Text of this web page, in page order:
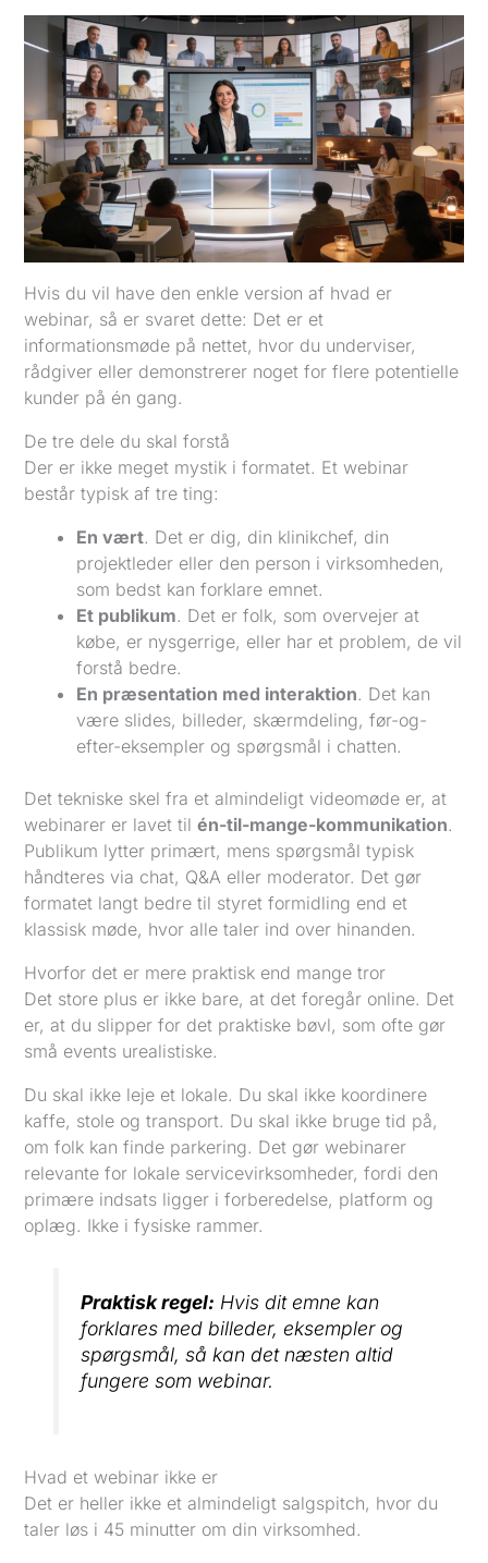
Hvis du vil have den enkle version af hvad er
webinar, så er svaret dette: Det er et
informationsmøde på nettet, hvor du underviser,
rådgiver eller demonstrerer noget for flere potentielle
kunder på én gang.
De tre dele du skal forstå
Der er ikke meget mystik i formatet. Et webinar
består typisk af tre ting:
En vært. Det er dig, din klinikchef, din
projektleder eller den person i virksomheden,
som bedst kan forklare emnet.
Et publikum. Det er folk, som overvejer at
købe, er nysgerrige, eller har et problem, de vil
forstå bedre.
En præsentation med interaktion. Det kan
være slides, billeder, skærmdeling, før-og-
efter-eksempler og spørgsmål i chatten.
Det tekniske skel fra et almindeligt videomøde er, at
webinarer er lavet tilén-til-mange-kommunikation.
Publikum lytter primært, mens spørgsmål typisk
håndteres via chat, Q&A eller moderator. Det gør
formatet langt bedre til styret formidling end et
klassisk møde, hvor alle taler ind over hinanden.
Hvorfor det er mere praktisk end mange tror
Det store plus er ikke bare, at det foregår online. Det
er, at du slipper for det praktiske bøvl, som ofte gør
små events urealistiske.
Du skal ikke leje et lokale. Du skal ikke koordinere
kaffe, stole og transport. Du skal ikke bruge tid på,
om folk kan finde parkering. Det gør webinarer
relevante for lokale servicevirksomheder, fordi den
primære indsats ligger i forberedelse, platform og
oplæg. Ikke i fysiske rammer.
Praktisk regel: Hvis dit emne kan
forklares med billeder, eksempler og
spørgsmål, så kan det næsten altid
fungere som webinar.
Hvad et webinar ikke er
Det er heller ikke et almindeligt salgspitch, hvor du
taler løs i 45 minutter om din virksomhed.